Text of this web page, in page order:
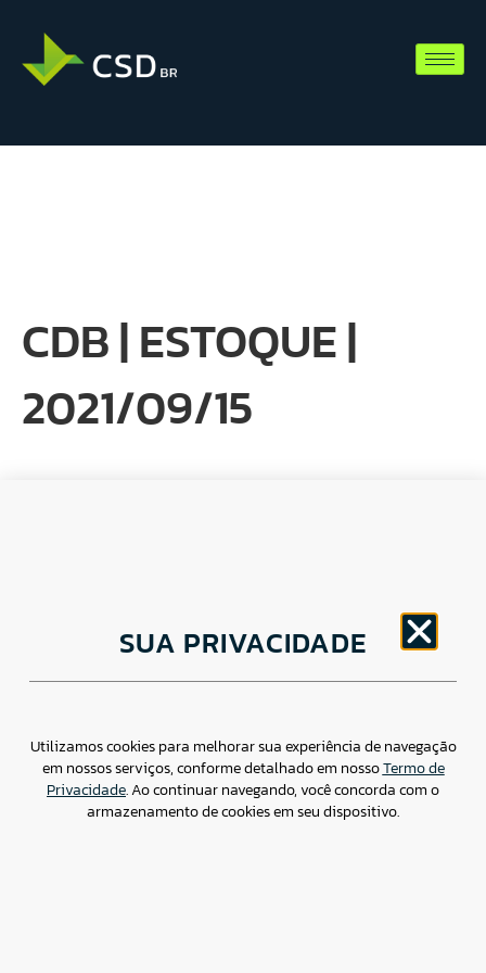
CDB | ESTOQUE |
2021/09/15
Av. Brigadeiro Faria Lima, 1779 – 5oAndar Jardim
Paulistano, São Paulo/ SP – CEP: 01452-914
Assessoria de imprensa: imprensa@csdbr.com
SUA PRIVACIDADE
Utilizamos cookies para melhorar sua experiência de navegação
em nossos serviços, conforme detalhado em nossoTermo de
Privacidade. Ao continuar navegando, você concorda com o
armazenamento de cookies em seu dispositivo.